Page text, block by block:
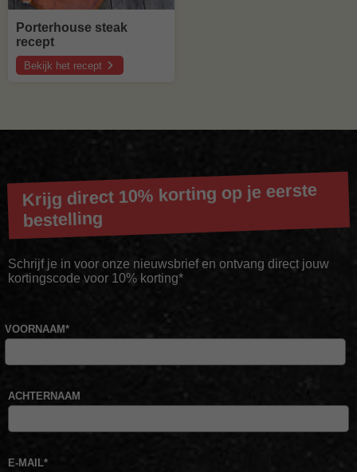
Porterhouse steak
recept
Bekijk het recept
over
Porterhouse
Krijg direct 10% korting op je eerste
bestelling
Schrijf je in voor onze nieuwsbrief en ontvang direct jouw
kortingscode voor 10% korting*
VOORNAAM*
ACHTERNAAM
E-MAIL*